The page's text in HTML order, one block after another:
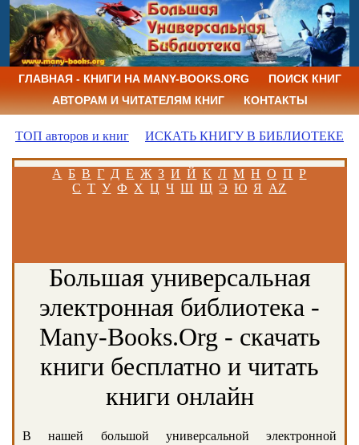
ГЛАВНАЯ - КНИГИ НА MANY-BOOKS.ORG
ПОИСК КНИГ
АВТОРАМ И ЧИТАТЕЛЯМ КНИГ
КОНТАКТЫ
ТОП авторов и книг ИСКАТЬ КНИГУ В БИБЛИОТЕКЕ
А Б В Г Д Е Ж З И Й К Л М Н О П Р
С Т У Ф Х Ц Ч Ш Щ Э Ю Я AZ
Большая универсальная
электронная библиотека -
Many-Books.Org - скачать
книги бесплатно и читать
книги онлайн
В нашей большой универсальной электронной